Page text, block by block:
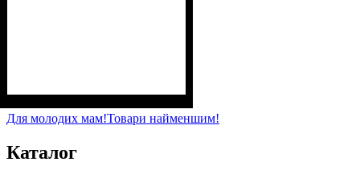
х/б, 6% лайкра)
Для молодих мам!Товари найменшим!
Каталог